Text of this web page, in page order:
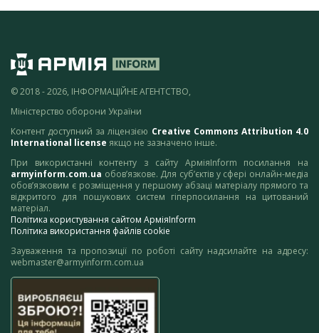
© 2018 - 2026, ІНФОРМАЦІЙНЕ АГЕНТСТВО,
Міністерство оборони України
Контент доступний за ліцензією Creative Commons Attribution 4.0
International license якщо не зазначено інше.
При використанні контенту з сайту АрміяInform посилання на
armyinform.com.ua обов’язкове. Для суб’єктів у сфері онлайн-медіа
обов’язковим є розміщення у першому абзаці матеріалу прямого та
відкритого для пошукових систем гіперпосилання на цитований
матеріал.
Політика користування сайтом АрміяInform
Політика використання файлів cookie
Зауваження та пропозиції по роботі сайту надсилайте на адресу:
webmaster@armyinform.com.ua